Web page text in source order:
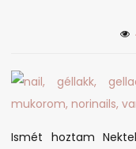
Ismét hoztam